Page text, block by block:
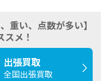
重い、点数が多い】
スメ！
出張買取
全国出張買取